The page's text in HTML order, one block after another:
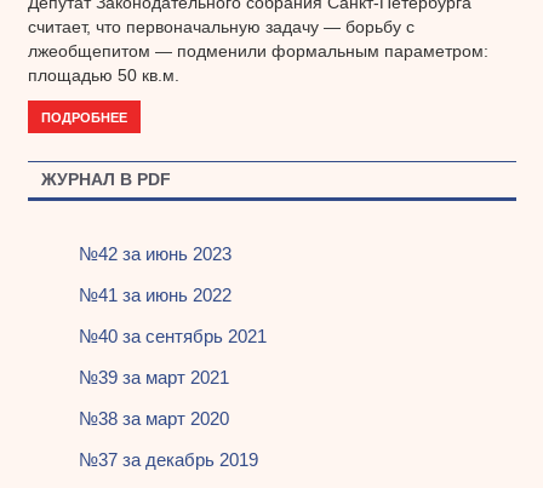
считает, что первоначальную задачу — борьбу с
лжеобщепитом — подменили формальным параметром:
площадью 50 кв.м.
ПОДРОБНЕЕ
ЖУРНАЛ В PDF
№42 за июнь 2023
№41 за июнь 2022
№40 за сентябрь 2021
№39 за март 2021
№38 за март 2020
№37 за декабрь 2019